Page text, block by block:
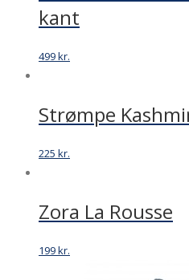
kant
499kr.
Strømpe
225 kr.
Zora La Rousse
199kr.